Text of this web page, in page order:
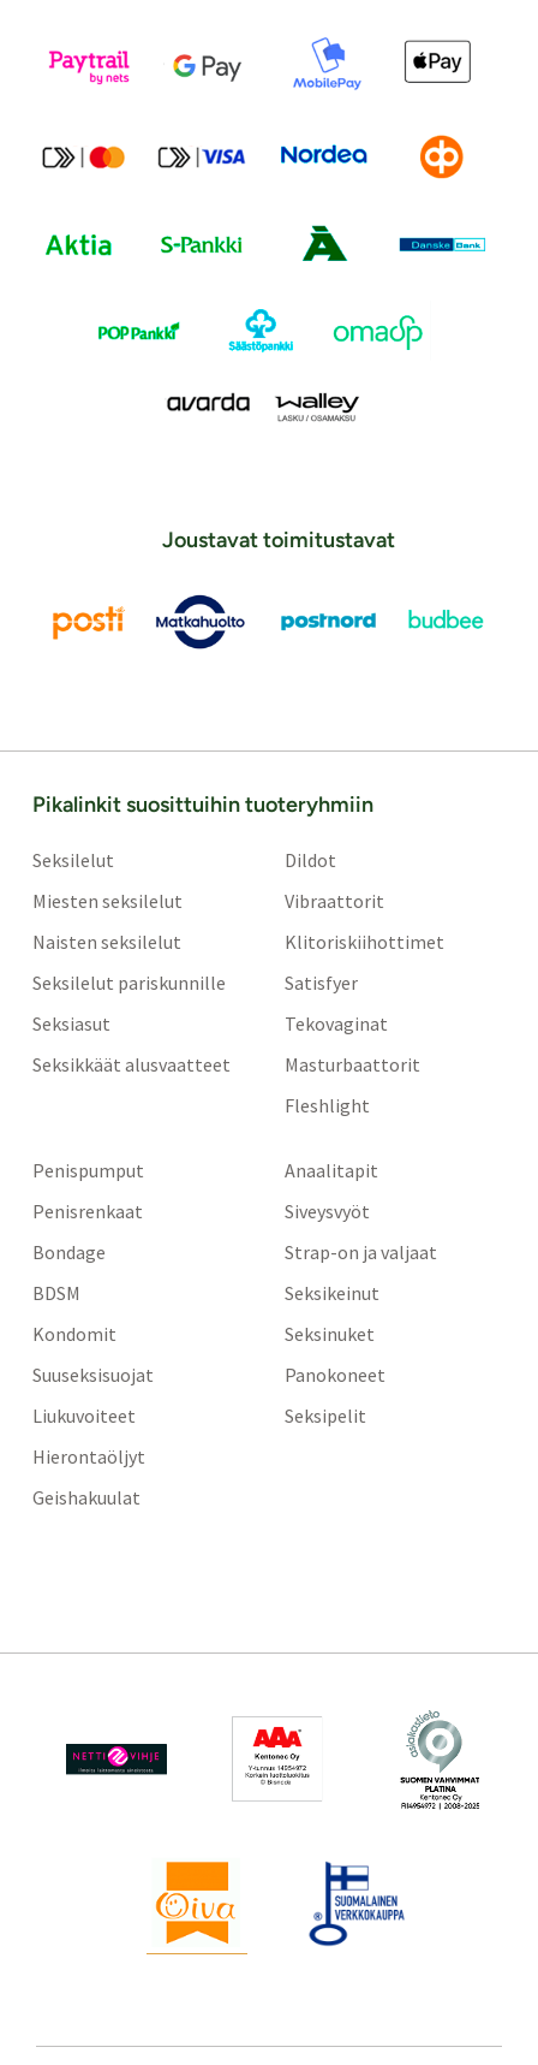
Joustavat toimitustavat
Pikalinkit suosittuihin tuoteryhmiin
Seksilelut
Miesten seksilelut
Naisten seksilelut
Seksilelut pariskunnille
Seksiasut
Seksikkäät alusvaatteet
Dildot
Vibraattorit
Klitoriskiihottimet
Satisfyer
Tekovaginat
Masturbaattorit
Fleshlight
Penispumput
Penisrenkaat
Bondage
BDSM
Kondomit
Suuseksisuojat
Liukuvoiteet
Hierontaöljyt
Geishakuulat
Anaalitapit
Siveysvyöt
Strap-on ja valjaat
Seksikeinut
Seksinuket
Panokoneet
Seksipelit